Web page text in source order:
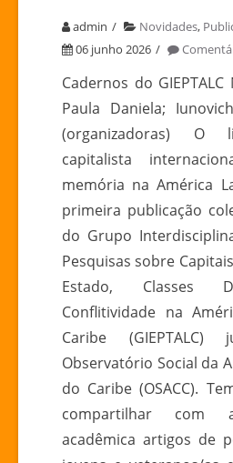
admin Novidades,
06 junho 2026
Cadernos do GIEPTALC
Paula Daniela;
(organizadoras) O
capitalista
memória na América
primeira publicação
do Grupo
Pesquisas sobre
Estado, Classes
Conflitividade na
Caribe
Observatório Social da
do Caribe (OSACC).
compartilhar com
acadêmica artigos de